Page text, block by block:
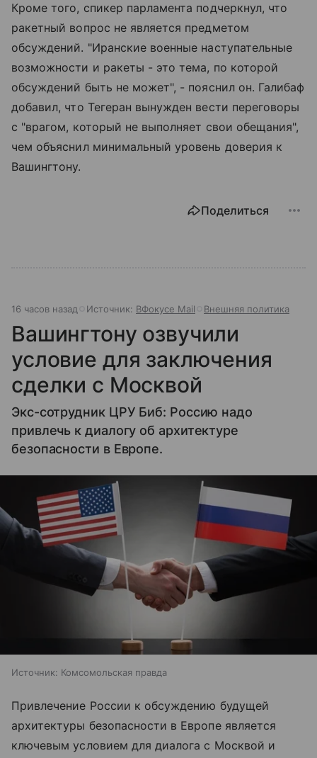
Кроме того, спикер парламента подчеркнул, что
ракетный вопрос не является предметом
обсуждений. "Иранские военные наступательные
возможности и ракеты - это тема, по которой
обсуждений быть не может", - пояснил он. Галибаф
добавил, что Тегеран вынужден вести переговоры
с "врагом, который не выполняет свои обещания",
чем объяснил минимальный уровень доверия к
Вашингтону.
Поделиться
16 часов назад Источник: ВФокусе Mail Внешняя политика
Вашингтону озвучили
условие для заключения
сделки с Москвой
Экс-сотрудник ЦРУ Биб: Россию надо
привлечь к диалогу об архитектуре
безопасности в Европе.
Источник: Комсомольская правда
Привлечение России к обсуждению будущей
архитектуры безопасности в Европе является
ключевым условием для диалога с Москвой и